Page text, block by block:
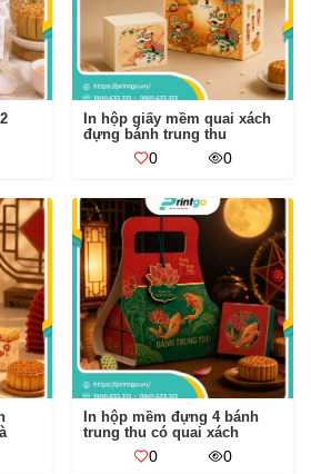
In hộp giấy mềm quai xách
đựng bánh trung thu
0 0
In hộp mềm đựng 4 bánh
trung thu có quai xách
0 0